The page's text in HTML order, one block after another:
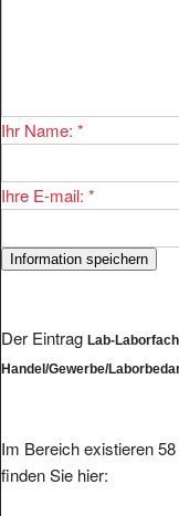
Ihr Name: *
Ihre E-mail: *
Der Eintrag Lab-
Handel/Gewerbe/
Im Bereich existieren
finden Sie hier: